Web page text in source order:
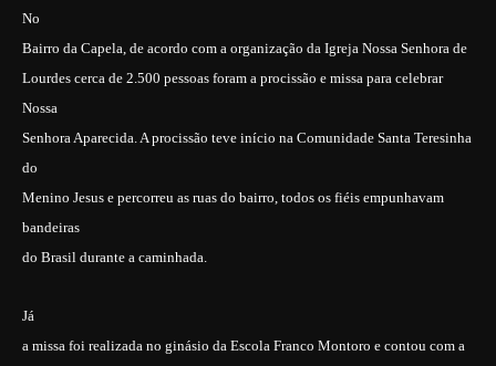
No
Bairro da Capela, de acordo com a organização da Igreja Nossa Senhora de
Lourdes cerca de 2.500 pessoas foram a procissão e missa para celebrar
Nossa
Senhora Aparecida. A procissão teve início na Comunidade Santa Teresinha
do
Menino Jesus e percorreu as ruas do bairro, todos os fiéis empunhavam
bandeiras
do Brasil durante a caminhada.
Já
a missa foi realizada no ginásio da Escola Franco Montoro e contou com a